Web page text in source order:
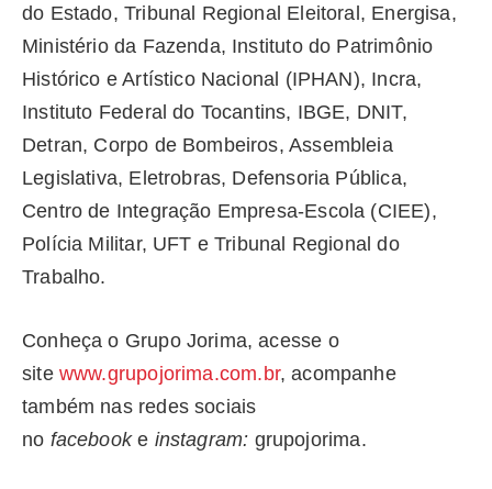
do Estado, Tribunal Regional Eleitoral, Energisa,
Ministério da Fazenda, Instituto do Patrimônio
Histórico e Artístico Nacional (IPHAN), Incra,
Instituto Federal do Tocantins, IBGE, DNIT,
Detran, Corpo de Bombeiros, Assembleia
Legislativa, Eletrobras, Defensoria Pública,
Centro de Integração Empresa-Escola (CIEE),
Polícia Militar, UFT e Tribunal Regional do
Trabalho.
Conheça o Grupo Jorima, acesse o
site www.grupojorima.com.br, acompanhe
também nas redes sociais
no facebooke instagram: grupojorima.